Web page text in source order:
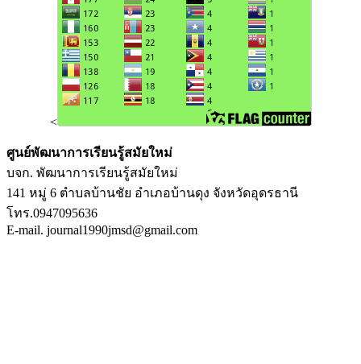
<
ศูนย์พัฒนาการเรียนรู้สมัยใหม่
บจก. พัฒนาการเรียนรู้สมัยใหม่
141 หมู่ 6 ตำบลบ้านชัย อำเภอบ้านดุง จังหวัดอุดรธานี
โทร.0947095636
E-mail. journal1990jmsd@gmail.com